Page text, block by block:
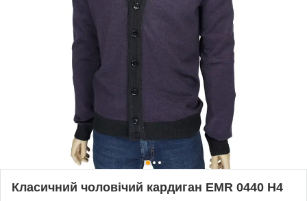
Класичний чоловічий кардиган EMR 0440 Н4